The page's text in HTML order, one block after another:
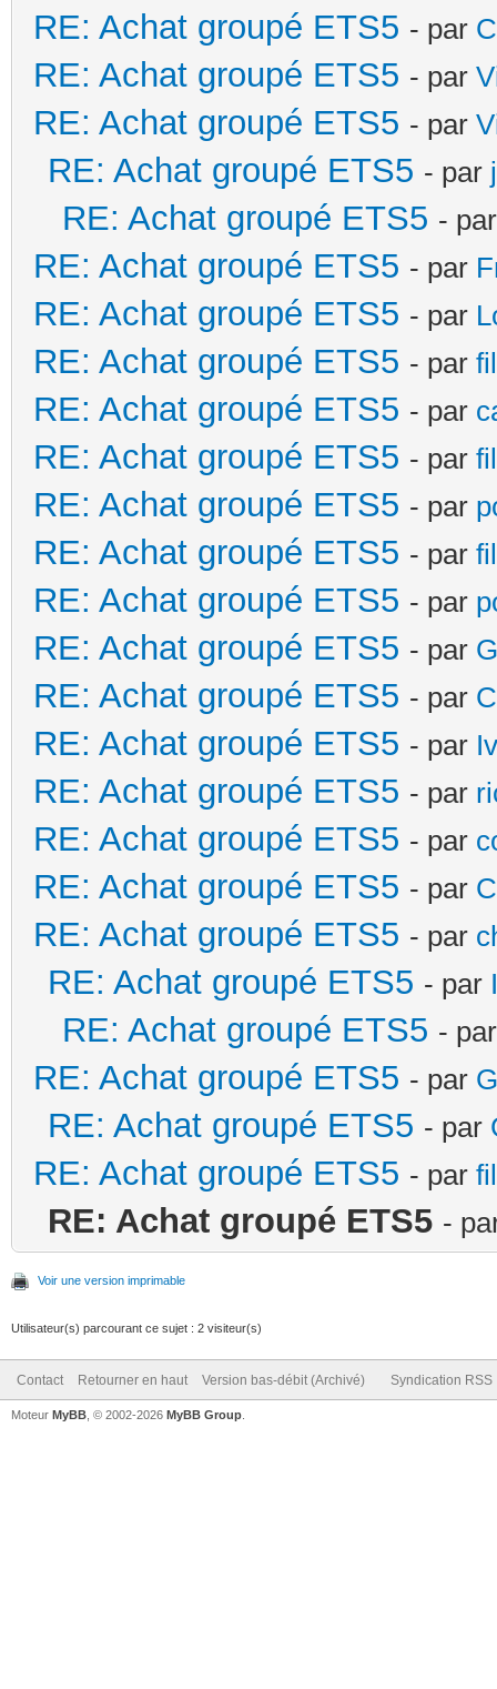
RE: Achat groupé ETS5 - par
RE: Achat groupé ETS5 - par
RE: Achat groupé ETS5 - par
RE: Achat groupé ETS5 - par
RE: Achat groupé ETS5 -
RE: Achat groupé ETS5 - par
RE: Achat groupé ETS5 - par
RE: Achat groupé ETS5 - par
RE: Achat groupé ETS5 - par
RE: Achat groupé ETS5 - par
RE: Achat groupé ETS5 - par
RE: Achat groupé ETS5 - par
RE: Achat groupé ETS5 - par
RE: Achat groupé ETS5 - par
RE: Achat groupé ETS5 - par
RE: Achat groupé ETS5 - par
RE: Achat groupé ETS5 - par
RE: Achat groupé ETS5 - par
RE: Achat groupé ETS5 - par
RE: Achat groupé ETS5 - par
RE: Achat groupé ETS5 - par
RE: Achat groupé ETS5 -
RE: Achat groupé ETS5 - par
RE: Achat groupé ETS5 - par
RE: Achat groupé ETS5 - par
RE: Achat groupé ETS5 -
Voir une version imprimable
Utilisateur(s) parcourant ce sujet : 2 visiteur(s)
Contact Retourner en haut Version bas-débit (Archivé) Syndication RSS
Moteur MyBB , © 2002-2026 MyBB Group